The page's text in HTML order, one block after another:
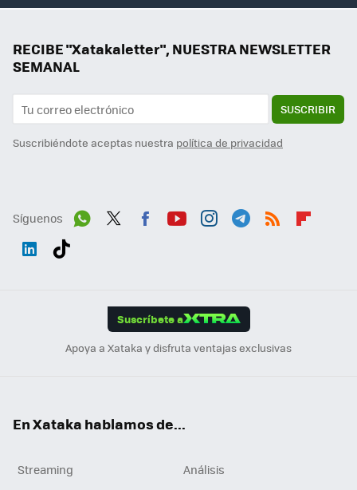
RECIBE "Xatakaletter", NUESTRA NEWSLETTER
SEMANAL
SUSCRIBIR
Suscribiéndote aceptas nuestra política de privacidad
Síguenos
Suscríbete a
Apoya a Xataka y disfruta ventajas exclusivas
En Xataka hablamos de...
Streaming
Análisis